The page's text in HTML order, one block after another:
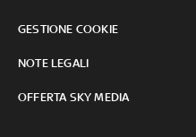
GESTIONE COOKIE
NOTE LEGALI
OFFERTA SKY MEDIA